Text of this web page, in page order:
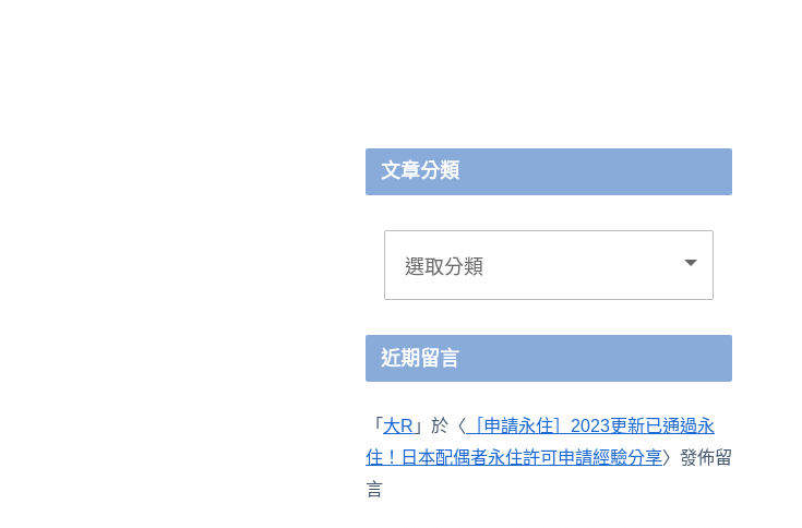
文章分類
近期留言
「 大R 」於〈 ［申請永住］2023更新已通過永
住！日本配偶者永住許可申請經驗分享〉發佈留
言